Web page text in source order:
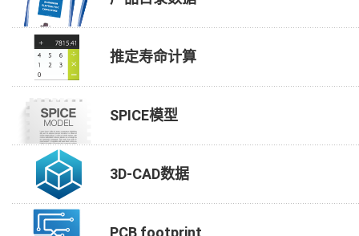
推定寿命计算
SPICE模型
3D-CAD数据
PCB footprint